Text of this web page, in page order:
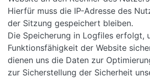
Hierfür muss die IP-Adresse des
der Sitzung gespeichert bleiben.
Die Speicherung in Logfiles erfolgt,
Funktionsfähigkeit der Website
dienen uns die Daten zur
zur Sicherstellung der Sicherheit